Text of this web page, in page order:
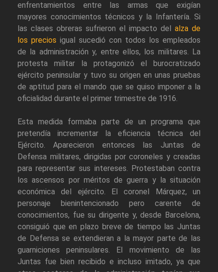
enfrentamientos entre las armas que exigían
mayores conocimientos técnicos y la Infantería. Si
las clases obreras sufrieron el impacto del alza de
los precios igual sucedió con todos los empleados
de la administración y, entre ellos, los militares. La
protesta militar la protagonizó el burocratizado
ejército peninsular y tuvo su origen en unas pruebas
de aptitud para el mando que se quiso imponer a la
oficialidad durante el primer trimestre de 1916.
Esta medida formaba parte de un programa que
pretendía incrementar la eficiencia técnica del
Ejército. Aparecieron entonces las Juntas de
Defensa militares, dirigidas por coroneles y creadas
para representar sus intereses. Protestaban contra
los ascensos por méritos de guerra y la situación
económica del ejército. El coronel Márquez, un
personaje bienintencionado pero carente de
conocimientos, fue su dirigente y, desde Barcelona,
consiguió que en plazo breve de tiempo las Juntas
de Defensa se extendieran a la mayor parte de las
guarniciones peninsulares. El movimiento de las
Juntas fue bien recibido e incluso imitado, ya que